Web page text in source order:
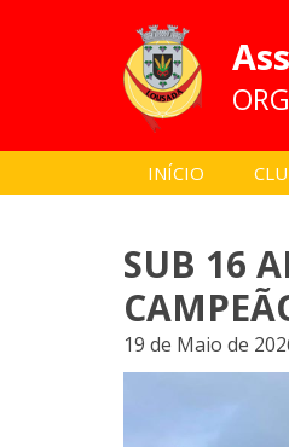
INÍCIO
SUB 16
19 de Maio de